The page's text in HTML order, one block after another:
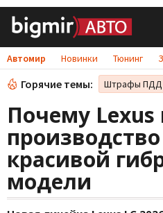
Автомир Новинки Тюнинг
Горячие темы: Штрафы ПДД
Почему
красивой
модели